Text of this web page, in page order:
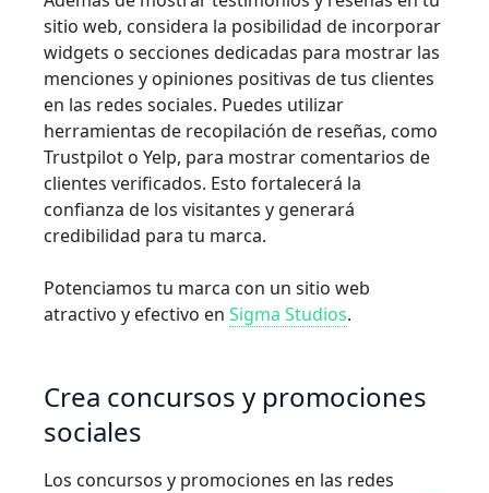
sitio web, considera la posibilidad de incorporar
widgets o secciones dedicadas para mostrar las
menciones y opiniones positivas de tus clientes
en las redes sociales. Puedes utilizar
herramientas de recopilación de reseñas, como
Trustpilot o Yelp, para mostrar comentarios de
clientes verificados. Esto fortalecerá la
confianza de los visitantes y generará
credibilidad para tu marca.
Potenciamos tu marca con un sitio web
atractivo y efectivo en Sigma Studios.
Crea concursos y promociones
sociales
Los concursos y promociones en las redes